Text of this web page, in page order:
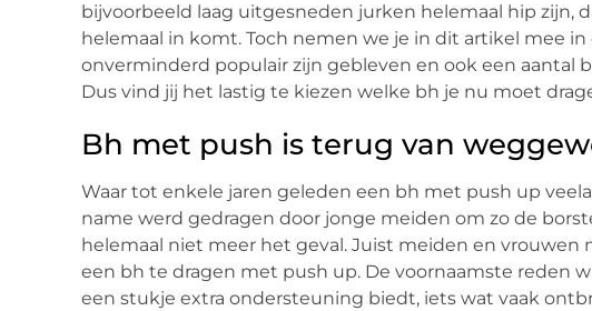
bijvoorbeeld laag uitgesneden jurken helemaal hip zijn,
helemaal in komt. Toch nemen we je in dit artikel mee in
onverminderd populair zijn gebleven en ook een aantal
Dus vind jij het lastig te kiezen welke bh je nu moet
Bh met push is terug van
Waar tot enkele jaren geleden een bh met push up
name werd gedragen door jonge meiden om zo de
helemaal niet meer het geval. Juist meiden en
een bh te dragen met push up. De voornaamste reden
een stukje extra ondersteuning biedt, iets wat vaak